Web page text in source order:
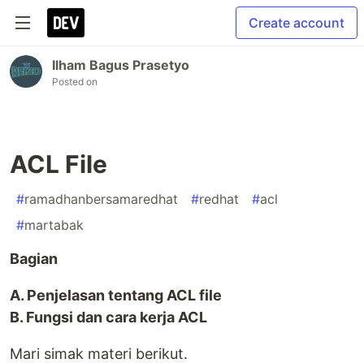
Create account
Ilham Bagus Prasetyo
Posted on
ACL File
#ramadhanbersamaredhat #redhat #acl
#martabak
Bagian
A. Penjelasan tentang ACL file
B. Fungsi dan cara kerja ACL
Mari simak materi berikut.